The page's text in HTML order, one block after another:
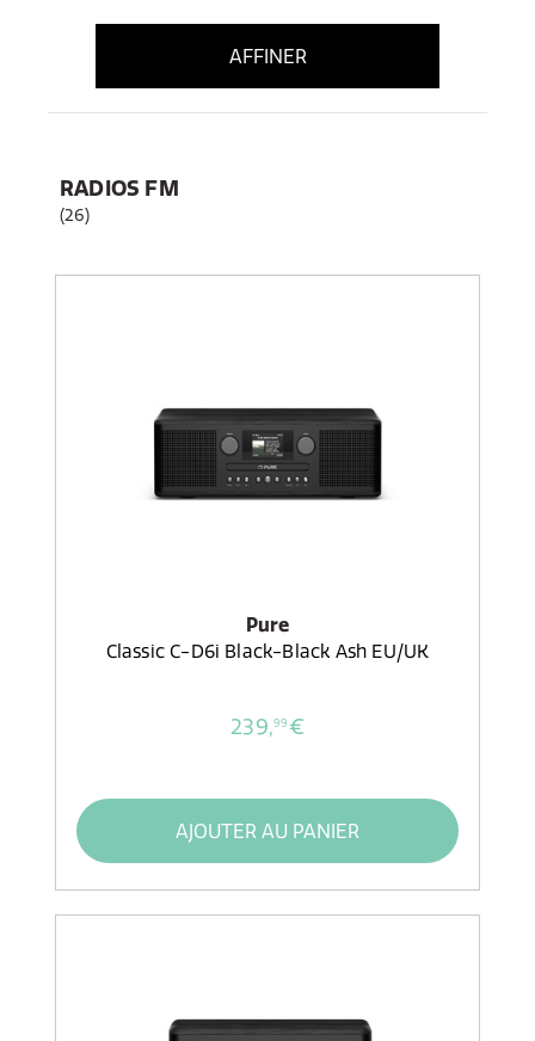
AFFINER
RADIOS FM
(26)
Pure
Classic C-D6i Black-Black Ash EU/UK
239,99 €
AJOUTER AU PANIER